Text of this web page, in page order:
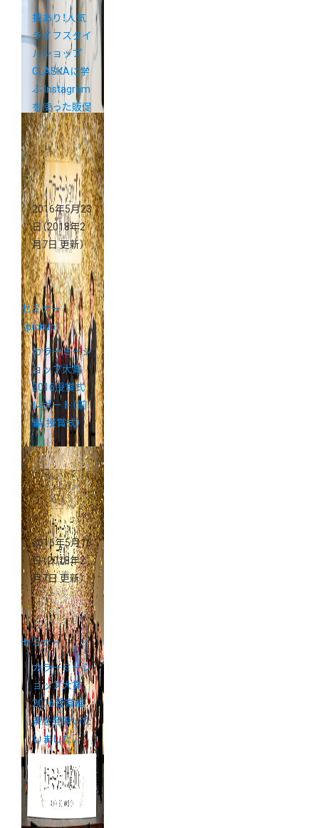
技あり！人気
ライフスタイ
ルショップ
CLASKAに学
ぶ Instagram
を使った販促
キャンペーン
とコンテンツ
展開
2016年5月23
日（2018年2
月7日 更新）
セミナー
（pickup）
カラーミーシ
ョップ大賞
2016授賞式
レポート（前
編：授賞式）
2016年5月16
日（2018年2
月7日 更新）
セミナー
カラーミーシ
ョップ大賞
2016受賞結
果を発表いた
しました。